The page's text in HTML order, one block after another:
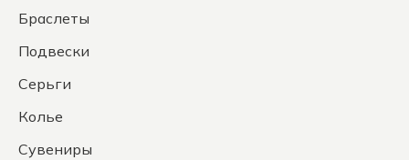
Браслеты
Подвески
Серьги
Колье
Сувениры